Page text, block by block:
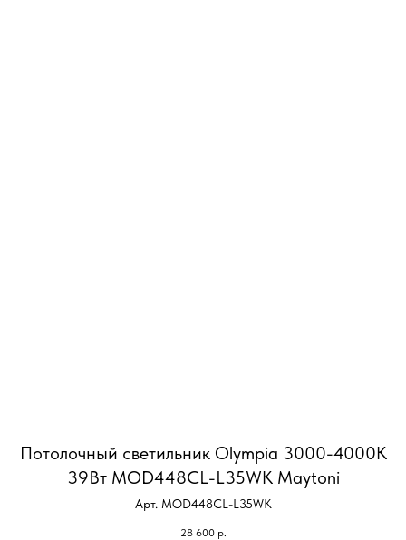
Потолочный светильник Olympia 3000-4000К
39Вт MOD448CL-L35WK Maytoni
Арт. MOD448CL-L35WK
28 600 р.